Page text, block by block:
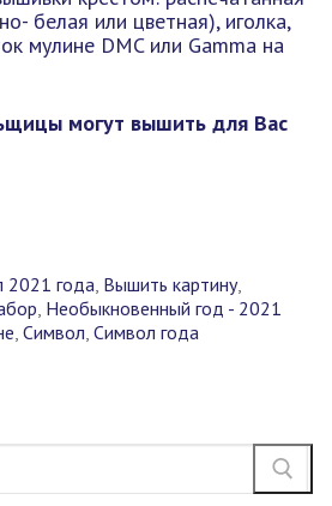
белая или цветная), иголка,
мулине DMC или Gamma на
могут вышить для Вас
2021 года Вышить картину,
Необыкновенный год - 2021
Символ Символ года